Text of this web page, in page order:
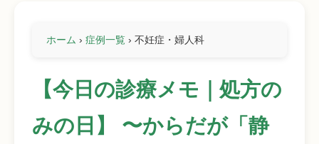
ホーム › 症例一覧 › 不妊症・婦人科
【今日の診療メモ｜処方の
みの日】 〜からだが「静